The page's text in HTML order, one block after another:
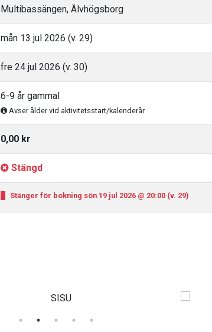
Multibassängen, Älvhögsborg
mån 13 jul 2026 (v. 29)
fre 24 jul 2026 (v. 30)
6-9 år gammal
Avser ålder vid aktivitetsstart/kalenderår.
0,00 kr
Stängd
Stänger för bokning sön 19 jul 2026 @ 20:00 (v. 29)